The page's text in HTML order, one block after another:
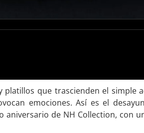
platillos que trascienden el simple
emociones. Así es el
aniversario de NH Collection, con